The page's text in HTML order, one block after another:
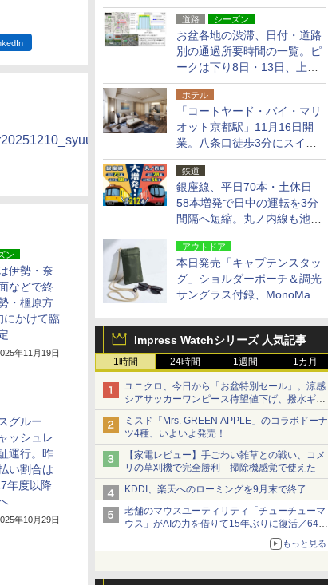
た20周年記念キャンペーン
道路 シーズン
お盆各地の渋滞、日付・道路
別の通過所要時間の一覧。ピ
ークは下り8日・13日、上り
14日・15日
ホテル
「コートヤード・バイ・マリ
オット京都駅」11月16日開
業。八条口徒歩3分にスイー
ト含む全270室、ダイニング
も併設
鉄道
銀座線、平日70本・土休日
58本増発で日中の運転を3分
間隔へ短縮。丸ノ内線も池袋
～中野坂上を4分間隔に
アウトドア
本日発売「キャプテンスタッ
グ」ショルダーポーチ＆調光
サングラス付録、MonoMax
Impress Watchシリーズ 人気記事
1時間 24時間 1週間 1カ月
ユニクロ、今日から「お盆特別セール」。涼感
シアサッカーワンピース待望値下げ、撥水ギア
ショーツは1990円に
ミスド「Mrs. GREEN APPLE」のコラボドーナ
ツ4種、いよいよ発売！
【家電レビュー】手ごわい雑草との戦い、コメ
リの草刈機で完全勝利 掃除機感覚で使えた
KDDI、楽天へのローミングを9月末で終了
老舗のマウスユーティリティ「チューチューマ
ウス」がAIの力を借りて15年ぶりに復活／64bit
化、Windows 10/11、「Chrome」も走り回
る。復活記念で2026年末まで500円
もっと見る
ン
伊勢・奈
などで終
・橿原方
にかけて臨
年11月19日
グルー
ッシュレ
運行。昨
い割合は
年度以降
年10月29日